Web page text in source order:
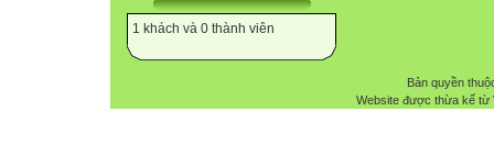
1 khách và 0 thành viên
Bản quyền
Website được thừa kế từ